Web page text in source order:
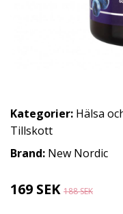
Kategorier: Hälsa
Tillskott
Brand: New Nordic
169 SEK 188 SEK